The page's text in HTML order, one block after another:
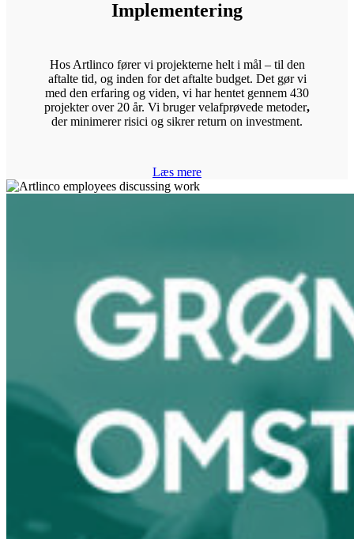
Implementering
Hos Artlinco fører vi projekterne helt i mål – til den
aftalte tid, og inden for det aftalte budget. Det gør vi
med den erfaring og viden, vi har hentet gennem 430
projekter over 20 år. Vi bruger velafprøvede metoder,
der minimerer risici og sikrer return on investment.
Læs mere